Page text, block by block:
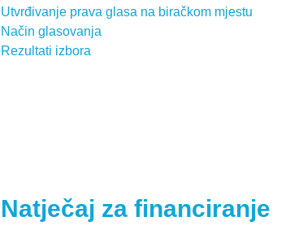
Utvrđivanje prava glasa na biračkom mjestu
Način glasovanja
Rezultati izbora
Natječaj za financiranje